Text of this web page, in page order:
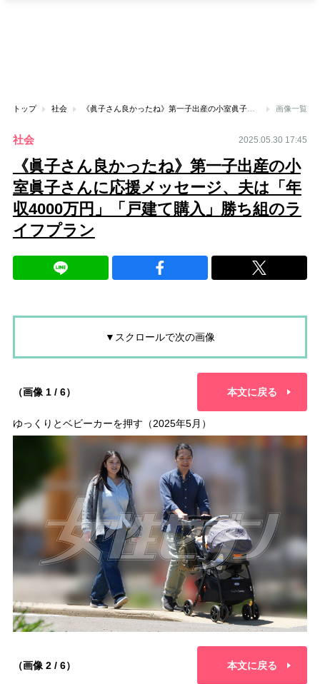
トップ 社会 《眞子さん良かったね》第一子出産の小室眞子さんに応援メッセージ、夫は「年収4000万円」「戸建て購入」勝ち組のライフプラン 画像一覧
社会 2025.05.30 17:45
《眞子さん良かったね》第一子出産の小
室眞子さんに応援メッセージ、夫は「年
収4000万円」「戸建て購入」勝ち組のラ
イフプラン
▼スクロールで次の画像
（画像 1 / 6） 本文に戻る
ゆっくりとベビーカーを押す（2025年5月）
（画像 2 / 6） 本文に戻る